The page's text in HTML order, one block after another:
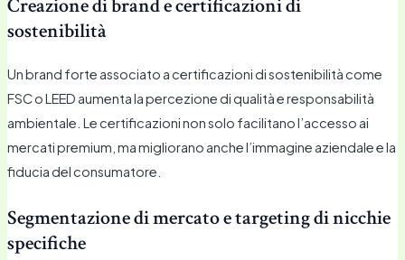
Creazione di brand e certificazioni di
sostenibilità
Un brand forte associato a certificazioni di sostenibilità come
FSC o LEED aumenta la percezione di qualità e responsabilità
ambientale. Le certificazioni non solo facilitano l’accesso ai
mercati premium, ma migliorano anche l’immagine aziendale e la
fiducia del consumatore.
Segmentazione di mercato e targeting di nicchie
specifiche